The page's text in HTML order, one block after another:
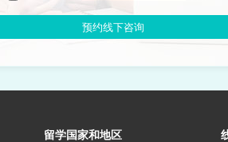
预约线下咨询
留学国家和地区